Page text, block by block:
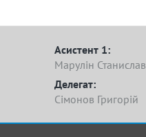
Асистент 1:
Марулін Станислав
Делегат:
Сімонов Григорій